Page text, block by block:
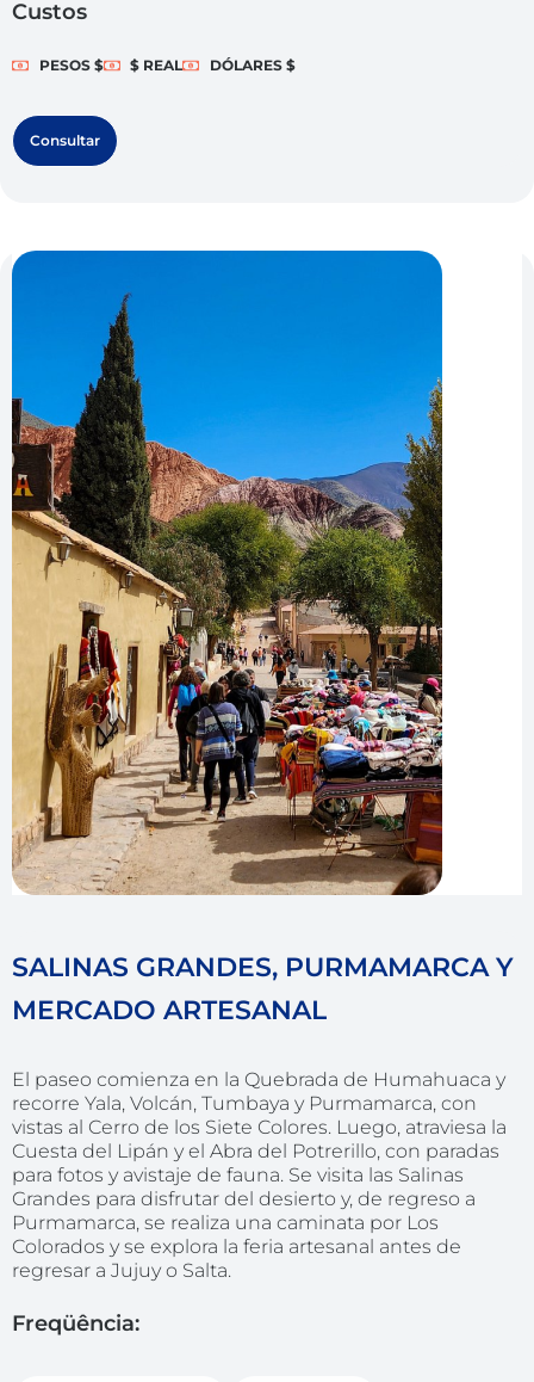
Custos
PESOS $ $ REAL DÓLARES $
Consultar
SALINAS GRANDES, PURMAMARCA Y
MERCADO ARTESANAL
El paseo comienza en la Quebrada de Humahuaca y
recorre Yala, Volcán, Tumbaya y Purmamarca, con
vistas al Cerro de los Siete Colores. Luego, atraviesa la
Cuesta del Lipán y el Abra del Potrerillo, con paradas
para fotos y avistaje de fauna. Se visita las Salinas
Grandes para disfrutar del desierto y, de regreso a
Purmamarca, se realiza una caminata por Los
Colorados y se explora la feria artesanal antes de
regresar a Jujuy o Salta.
Freqüência: